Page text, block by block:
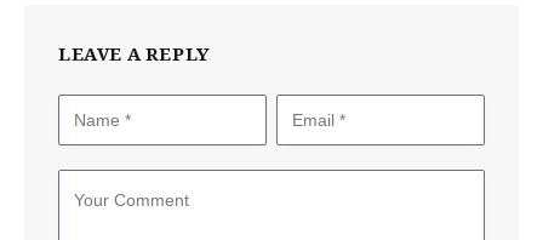
LEAVE A REPLY